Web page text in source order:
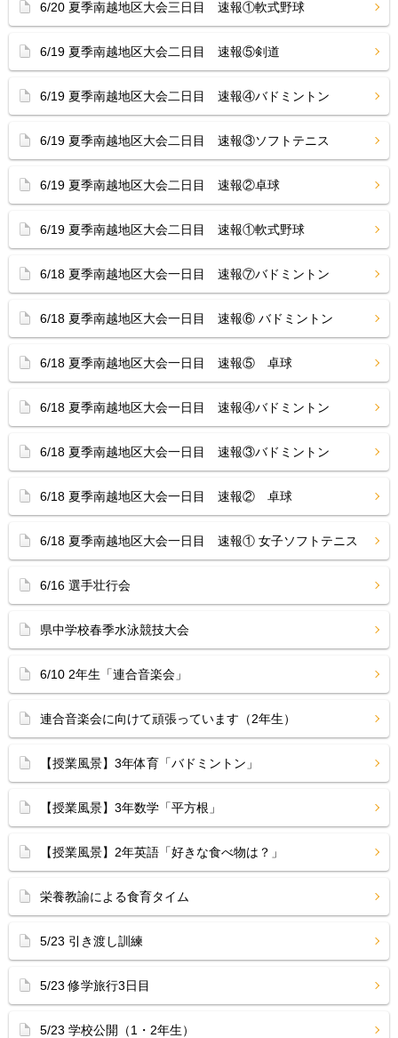
6/20 夏季南越地区大会三日目 速報①軟式野球
6/19 夏季南越地区大会二日目 速報⑤剣道
6/19 夏季南越地区大会二日目 速報④バドミントン
6/19 夏季南越地区大会二日目 速報③ソフトテニス
6/19 夏季南越地区大会二日目 速報②卓球
6/19 夏季南越地区大会二日目 速報①軟式野球
6/18 夏季南越地区大会一日目 速報⑦バドミントン
6/18 夏季南越地区大会一日目 速報⑥ バドミントン
6/18 夏季南越地区大会一日目 速報⑤ 卓球
6/18 夏季南越地区大会一日目 速報④バドミントン
6/18 夏季南越地区大会一日目 速報③バドミントン
6/18 夏季南越地区大会一日目 速報② 卓球
6/18 夏季南越地区大会一日目 速報① 女子ソフトテニス
6/16 選手壮行会
県中学校春季水泳競技大会
6/10 2年生「連合音楽会」
連合音楽会に向けて頑張っています（2年生）
【授業風景】3年体育「バドミントン」
【授業風景】3年数学「平方根」
【授業風景】2年英語「好きな食べ物は？」
栄養教諭による食育タイム
5/23 引き渡し訓練
5/23 修学旅行3日目
5/23 学校公開（1・2年生）